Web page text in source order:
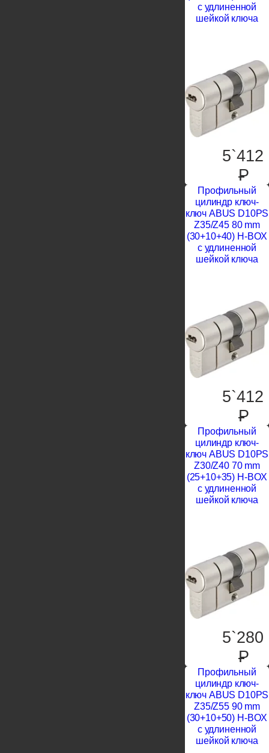
с удлиненной
шейкой ключа
5`412
P
Профильный
цилиндр ключ-
ключ ABUS D10PS
Z35/Z45 80 mm
(30+10+40) H-BOX
с удлиненной
шейкой ключа
5`412
P
Профильный
цилиндр ключ-
ключ ABUS D10PS
Z30/Z40 70 mm
(25+10+35) H-BOX
с удлиненной
шейкой ключа
5`280
P
Профильный
цилиндр ключ-
ключ ABUS D10PS
Z35/Z55 90 mm
(30+10+50) H-BOX
с удлиненной
шейкой ключа